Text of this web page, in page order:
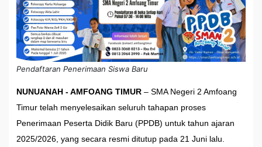
Pendaftaran Penerimaan Siswa Baru
NUNUANAH - AMFOANG TIMUR – SMA Negeri 2 Amfoang
Timur telah menyelesaikan seluruh tahapan proses
Penerimaan Peserta Didik Baru (PPDB) untuk tahun ajaran
2025/2026, yang secara resmi ditutup pada 21 Juni lalu.